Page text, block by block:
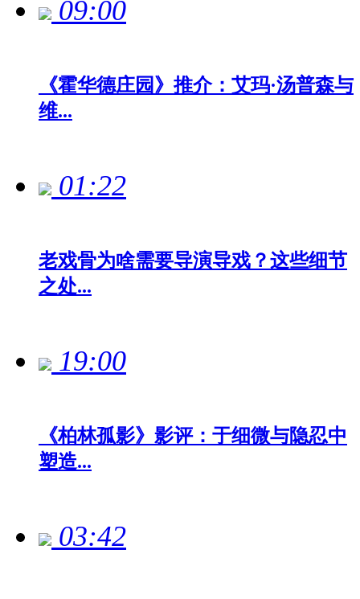
09:00
《霍华德庄园》推介：艾玛·汤普森与
维...
01:22
老戏骨为啥需要导演导戏？这些细节
之处...
19:00
《柏林孤影》影评：于细微与隐忍中
塑造...
03:42